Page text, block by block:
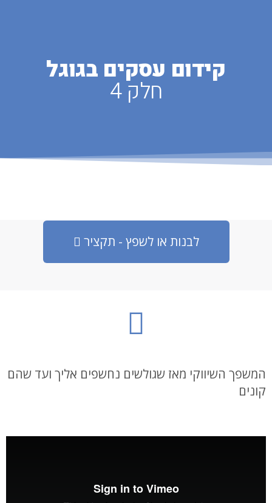
קידום עסקים בגוגל
חלק 4
לבנות או לשפץ - תקציר
המשפך השיווקי מאז שגולשים נחשפים אליך ועד שהם
קונים